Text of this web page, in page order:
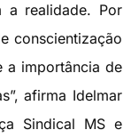
a realidade. Por
conscientização
a importância de
afirma Idelmar
Sindical MS e